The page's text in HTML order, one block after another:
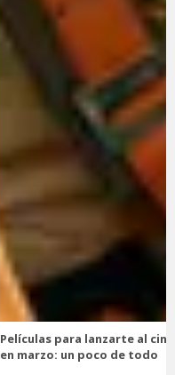
Películas para lanzarte al cine
en marzo: un poco de todo